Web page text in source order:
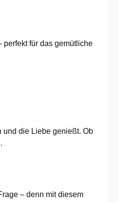
perfekt für das gemütliche
und die Liebe genießt. Ob
– denn mit diesem